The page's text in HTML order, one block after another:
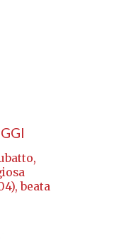
beata